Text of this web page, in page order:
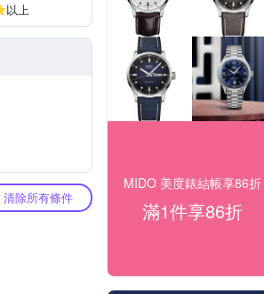
以上
清除所有條件
MIDO 美度錶結帳享86折
滿1件享86折